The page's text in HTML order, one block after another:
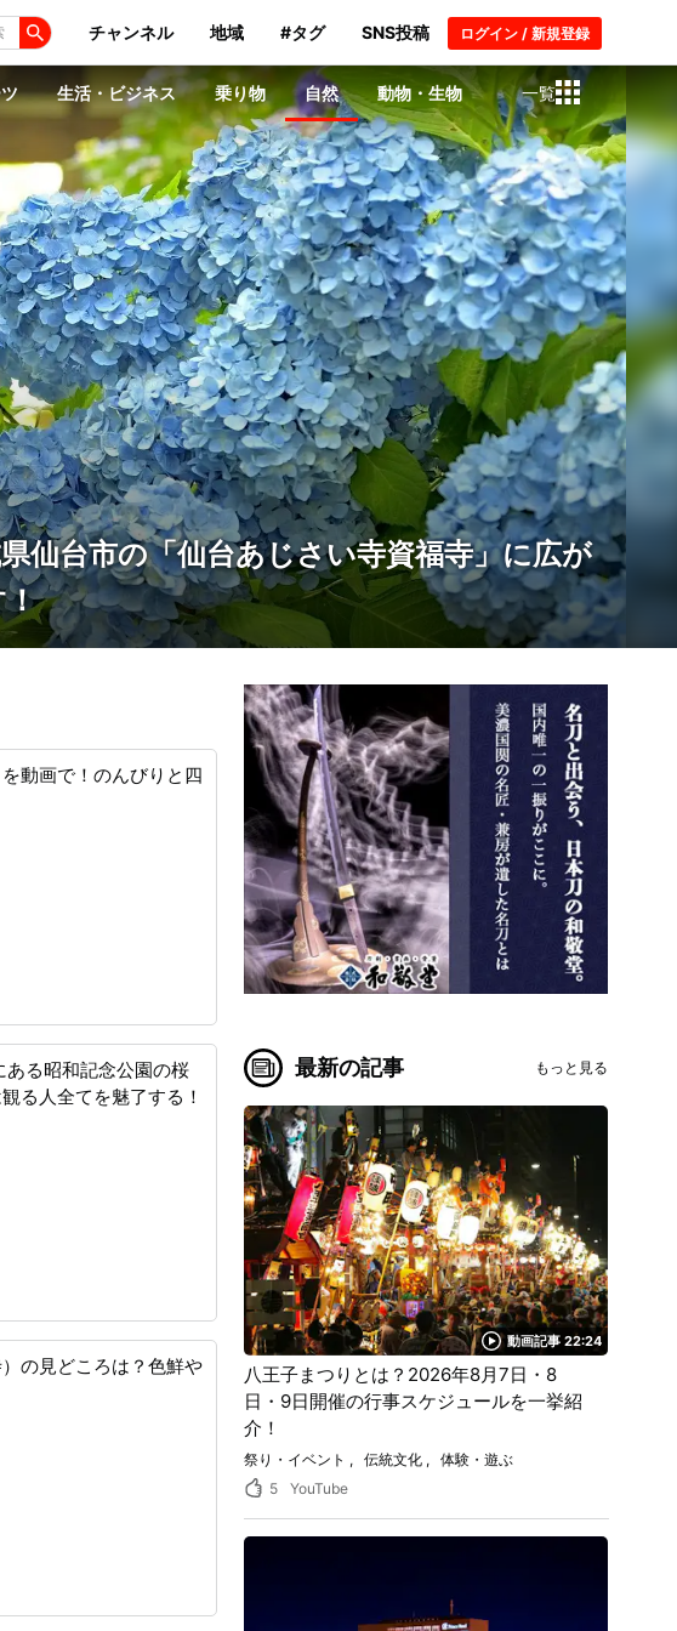
チャンネル 地域 #タグ SNS投稿 ログイン / 新規登録
生活・ビジネス 乗り物 自然 動物・生物 一覧
仙台市の「仙台あじさい寺資福寺」に広が
！
動画で！のんびりと四
る昭和記念公園の桜
る人全てを魅了する！
の見どころは？色鮮や
最新の記事 もっと見る
動画記事 22:24
八王子まつりとは？2026年8月7日・8
日・9日開催の行事スケジュールを一挙紹
介！
祭り・イベント 伝統文化
体験・遊ぶ
5
YouTube